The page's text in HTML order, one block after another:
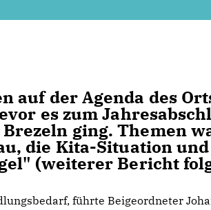
auf der Agenda des
es zum
ging. Themen
die Kita-Situation
(weiterer Bericht
führte Beigeordneter